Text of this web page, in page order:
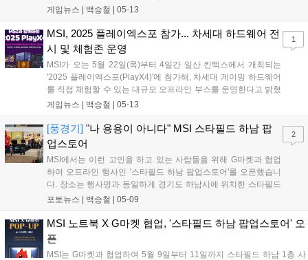
FORGE GK300 게이밍 키보드 (청축) ▲MSI FORGE GK100 게이밍 키
게이밍 마우스 ▲MSI VERSA 300 무선 게이밍 마우스 ▲MSI FORGE
M200 무선 마우스다....
게임뉴스 | 백승철 05-13
MSI, 2025 플레이엑스포 참가... 차세대 하드웨어 전
시 및 체험존 운영
MSI가 오는 5월 22일(목)부터 4일간 일산 킨텍스에서 개최되는
'2025 플레이엑스포(PlayX4)'에 참가해, 차세대 게이밍 하드웨어
를 직접 체험할 수 있는 대규모 오프라인 부스를 운영한다고 밝혔
다. MSI는 이번 행사에서 최신 지포스 RTX 50 노트북을 포함해
에서 선보인다. 특히 인기 게임 타이틀과 AI 기능을 직접 체험할
수 있는 시연존이 운영되어 MSI만의 기술력을 직관적으로 확인
할 수 있다....
게임뉴스 | 백승철 05-13
1
[풍경기] "나 용용이 아니다" MSI 스타필드 하남 팝
업스토어
MSI에서는 이런 고민을 하고 있는 사람들을 위해 G마켓과 협업
하여 오프라인 행사인 '스타필드 하남 팝업스토어'를 오픈했습니
다. 장소는 행사명과 동일하게 경기도 하남시에 위치한 스타필드
하남 1층 사우스아트리움에서 5월 9일부터 5월 11일까지 개최됩
지나가던 사람들도 참여할 수 있는 이벤트들로 풍성했습니다. 저
는 무엇보다 RTX 50 시리즈가 탑재된 MSI 노트북이 참 반갑더라
고요....
포토뉴스 | 백승철 05-09
2
MSI 노트북 X G마켓 협업, '스타필드 하남 팝업스토어' 오
픈
MSI는 G마켓과 협업하여 5월 9일부터 11일까지 스타필드 하남 1층 사